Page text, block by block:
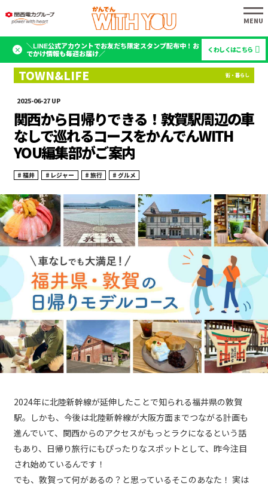
＼LINE公式アカウントでお友だち限定スタンプ配布中！お
でかけ情報も毎週お届け／
くわしくはこちら
2025-06-27
関西から日帰りできる！敦賀駅周辺の車
なしで巡れるコースをかんでんWITH
YOU編集部がご案内
福井 レジャー 旅行 グルメ
2024年に北陸新幹線が延伸したことで知られる福井県の敦賀
駅。しかも、今後は北陸新幹線が大阪方面までつながる計画も
進んでいて、関西からのアクセスがもっとラクになるという話
もあり、日帰り旅行にもぴったりなスポットとして、昨今注目
され始めているんです！
でも、敦賀って何があるの？と思っているそこのあなた！ 実は